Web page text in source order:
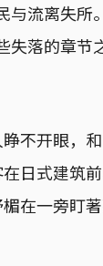
流离失所
落的章节
不开眼，
日式建筑
在一旁盯